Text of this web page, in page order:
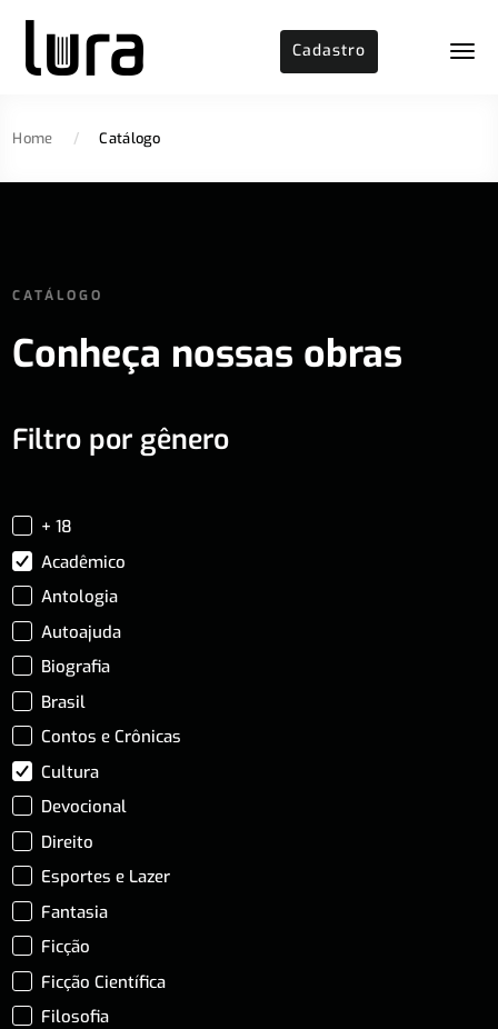
Cadastro
Home / Catálogo
CATÁLOGO
Conheça nossas obras
Filtro por gênero
+ 18
Acadêmico
Antologia
Autoajuda
Biografia
Brasil
Contos e Crônicas
Cultura
Devocional
Direito
Esportes e Lazer
Fantasia
Ficção
Ficção Científica
Filosofia